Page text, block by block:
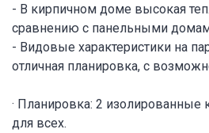
- В кирпичном доме высокая
сравнению с панельными
- Видовые характеристики на
отличная планировка, с
· Планировка: 2
для всех.